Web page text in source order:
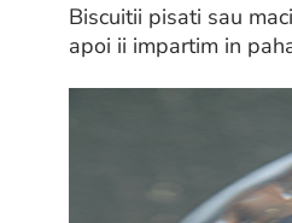
Biscuitii pisati sau
apoi ii impartim in